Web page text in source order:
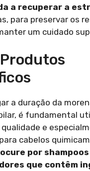
a recuperar a
para preservar os
um cuidado
a duração da
é fundamental
e
cabelos
por shampoos
que contêm